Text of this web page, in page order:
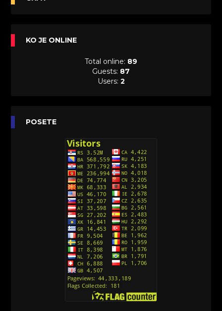
Sinhronizovano na Srpski
A.T.O.M. (Alpha Teens On Machines)
Sinhronizovano na Hrvatski
Anatane: Saving the Children of Okura
Avanture Kida Opasnost (Sinhronizovano na
Action Man (Sinhronizovano na Hrvatski)
Action Man (2000) Sinhronizovano na Hrvatski
Andjeoski Prijatelji (Sinhronizovano na Srpski)
Ajkuca (Sharkdog) Sinhronizovano na Srpski
Alvin i veverice (Alvinnn!!! And the Chipmunks)
Sinhronizovano na Srpski
KO JE ONLINE
Total online: 89
Guests: 87
Users: 2
POSETE